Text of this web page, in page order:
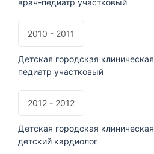
2010 - 2011
Детская городская
педиатр участковый
2012 - 2012
Детская городская
детский кардиолог